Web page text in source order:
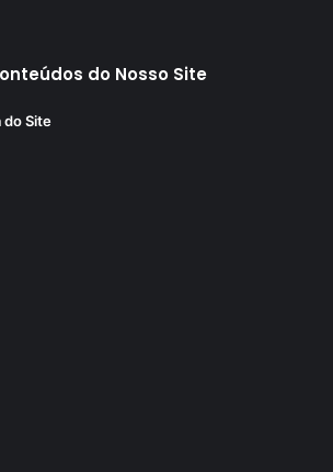
do Nosso Site
do Site